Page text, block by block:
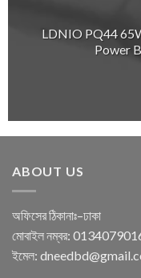
LDNIO PQ44
Power
ABOUT US
অফিসের ঠিকানাঃ–ঢাকা
মোবাইল নম্বর:
ইমেল: